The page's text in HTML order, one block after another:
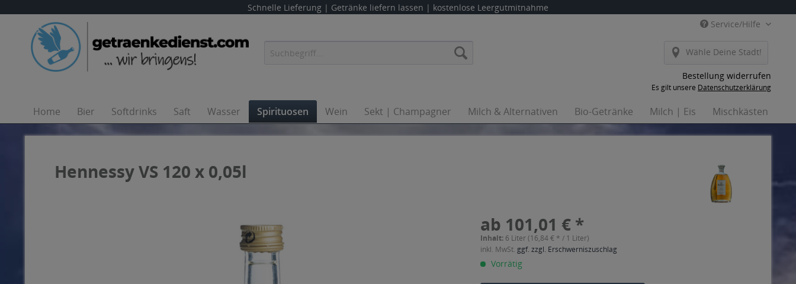
Schnelle Lieferung | Getränke liefern lassen | kostenlose Leergutmitnahme
Service/Hilfe
Wähle Deine Stadt!
Bestellung widerrufen
Es gilt unsere Datenschutzerklärung
Home Bier Softdrinks Saft Wasser Spirituosen Wein Sekt | Champagner Milch & Alternativen Bio-Getränke Milch | Eis Mischkästen
Hennessy VS 120 x 0,05l
ab 101,01 € *
Inhalt: 6 Liter (16,84 € * / 1 Liter)
inkl. MwSt. ggf. zzgl. Erschwerniszuschlag
Vorrätig